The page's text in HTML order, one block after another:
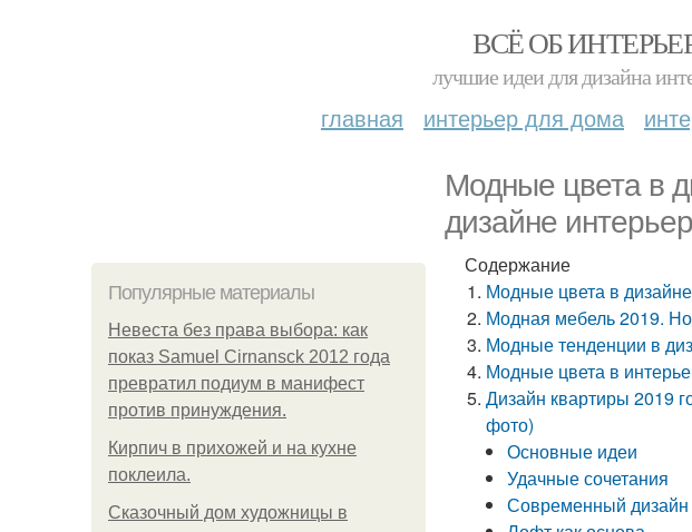
ВСЁ ОБ
лучшие идеи для дизайна
главная интерьер для дома
Модные цвета в
дизайне
Популярные материалы
Невеста без права выбора: как
показ Samuel Cirnansck 2012 года
превратил подиум в манифест
против принуждения.
Кирпич в прихожей и на кухне
поклеила.
Сказочный дом художницы в
Содержание
Модные цвета в
Модная мебель 2019.
Модные тенденции в
Модные цвета в
Дизайн квартиры 2019
фото)
Основные идеи
Удачные сочетания
Современный